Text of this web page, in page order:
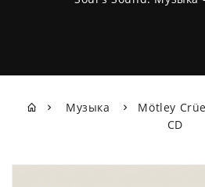
Музыка
Mötley
CD